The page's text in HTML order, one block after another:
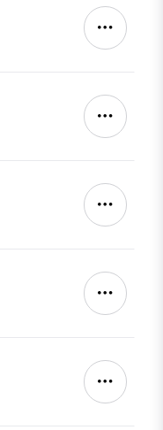
Autres
Autres
Autres
Autres
Autres